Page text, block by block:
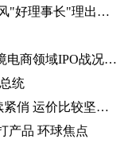
焦点速讯：移风易俗 倡树新风|弘扬新风"好理事长"理出乡村新风尚
环球快资讯丨SHEIN否认向美递表 跨境电商领域IPO战况如何？
统
长久物流：目前市场上滚装船运力持续紧俏 运价比较坚挺-当前速看
产品 环球焦点